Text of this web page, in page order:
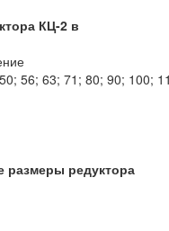
КЦ-2 в
56; 63; 71; 80; 90; 100;
размеры редуктора